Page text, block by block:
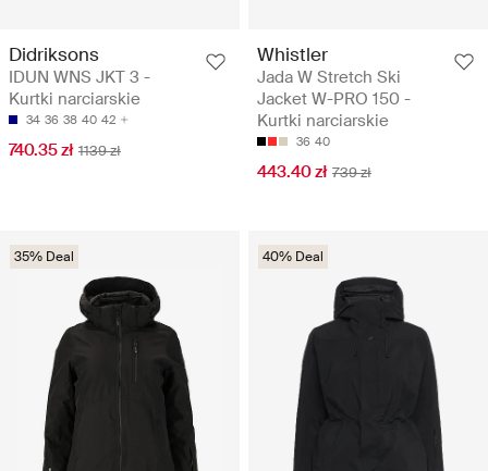
Didriksons
IDUN WNS JKT 3 -
Kurtki narciarskie
34 36 38 40 42
740.35 zł 1139 zł
Whistler
Jada W Stretch Ski
Jacket W-PRO 150 -
Kurtki narciarskie
36 40
443.40 zł 739 zł
35% Deal 40% Deal